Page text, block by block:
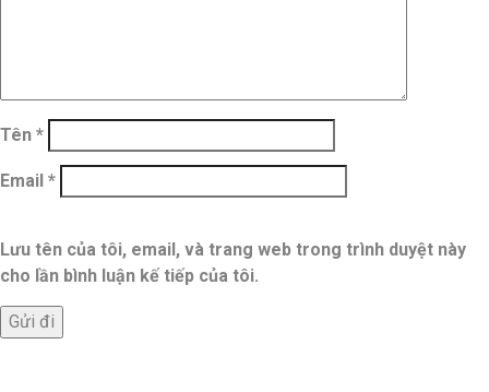
Tên *
Email *
Lưu tên của tôi, email, và trang web trong trình duyệt này
cho lần bình luận kế tiếp của tôi.